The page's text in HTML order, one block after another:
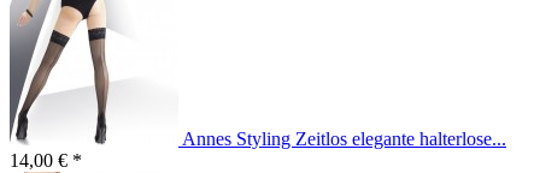
Annes Styling Zeitlos elegante halterlose...
14,00 € *